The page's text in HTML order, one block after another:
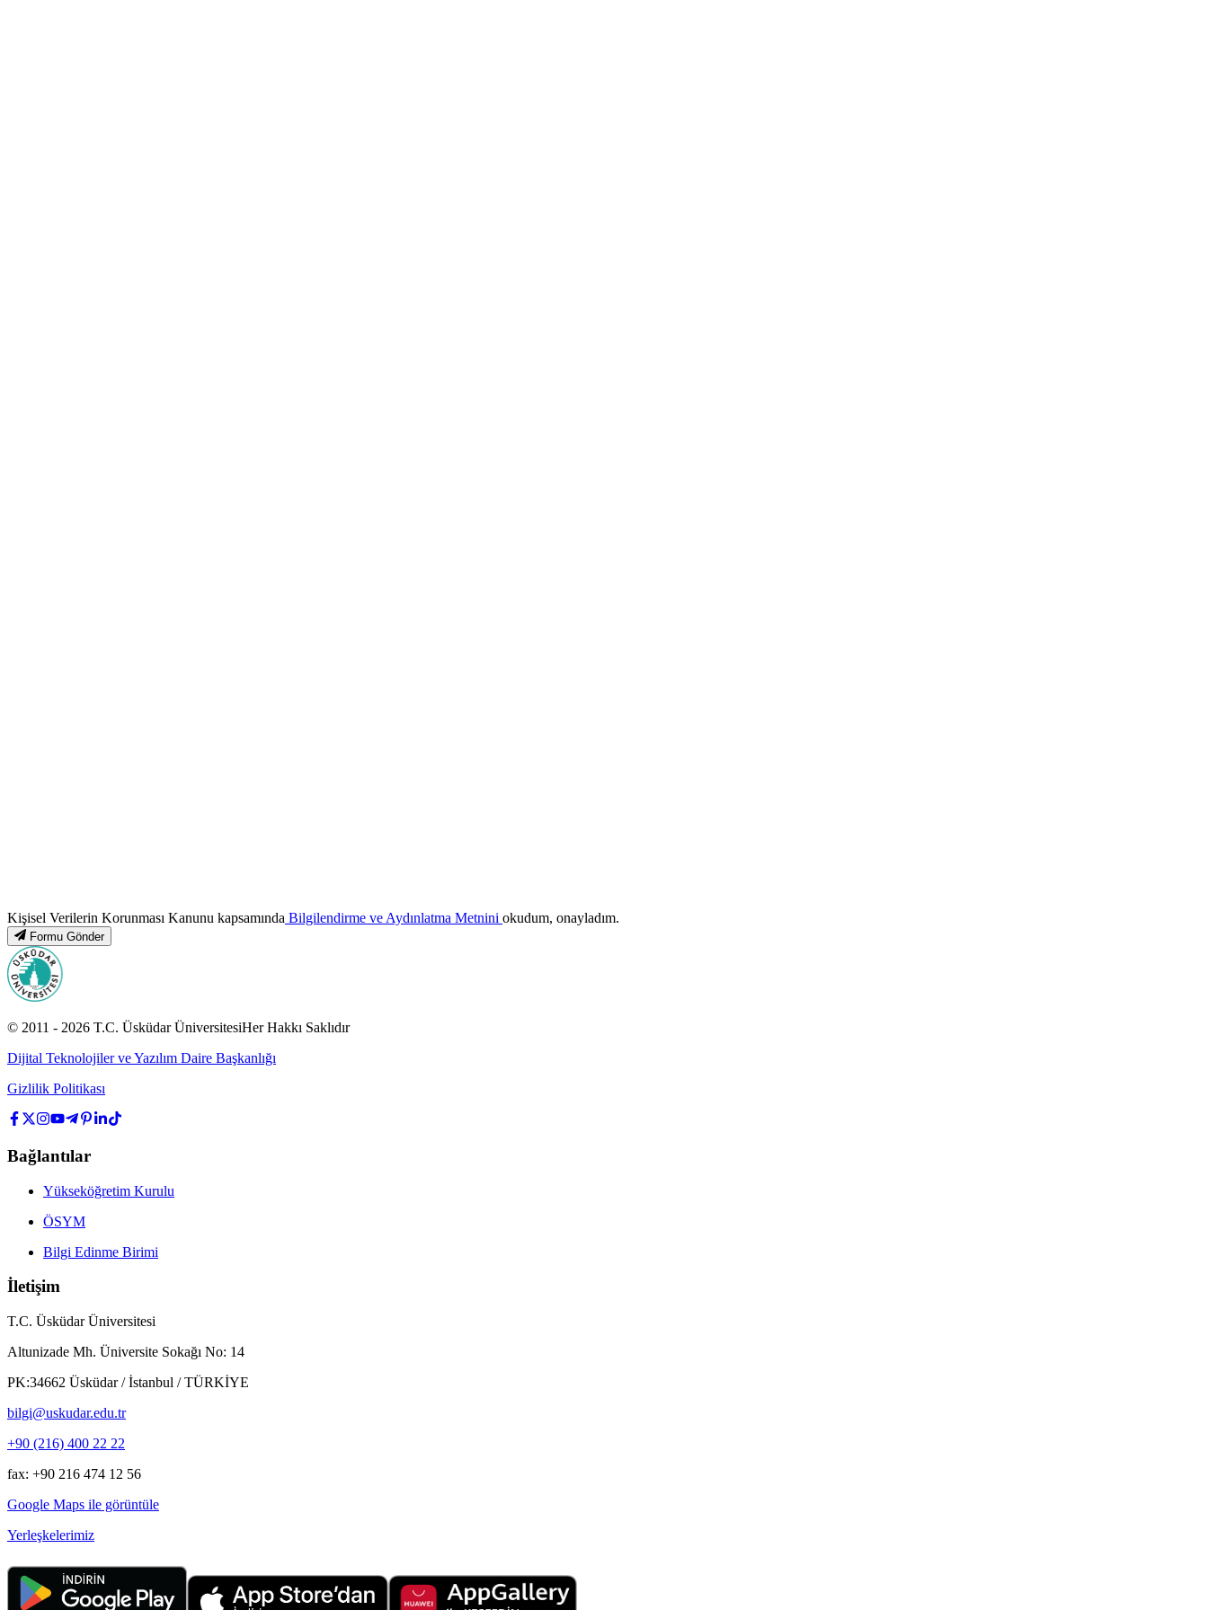
Kişisel Verilerin Korunması Kanunu kapsamında Bilgilendirme ve Aydınlatma Metnini okudum, onayladım.
Formu Gönder
© 2011 - 2026 T.C. Üsküdar ÜniversitesiHer Hakkı Saklıdır
Dijital Teknolojiler ve Yazılım Daire Başkanlığı
Gizlilik Politikası
Bağlantılar
Yükseköğretim Kurulu
ÖSYM
Bilgi Edinme Birimi
İletişim
T.C. Üsküdar Üniversitesi
Altunizade Mh. Üniversite Sokağı No: 14
PK:34662 Üsküdar / İstanbul / TÜRKİYE
bilgi@uskudar.edu.tr
+90 (216) 400 22 22
fax: +90 216 474 12 56
Google Maps ile görüntüle
Yerleşkelerimiz